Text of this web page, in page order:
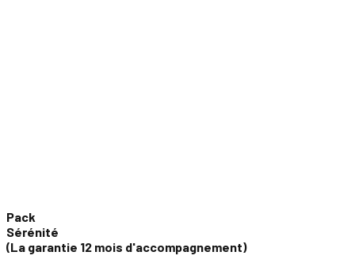
Pack
Sérénité
(La garantie 12 mois d'accompagnement)